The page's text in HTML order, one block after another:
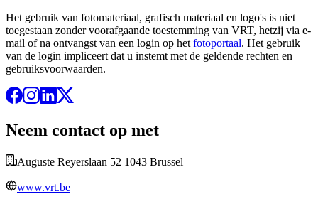
Het gebruik van fotomateriaal, grafisch materiaal en logo's is niet
toegestaan zonder voorafgaande toestemming van VRT, hetzij via e-
mail of na ontvangst van een login op het fotoportaal. Het gebruik
van de login impliceert dat u instemt met de geldende rechten en
gebruiksvoorwaarden.
Neem contact op met
Auguste Reyerslaan 52 1043 Brussel
www.vrt.be